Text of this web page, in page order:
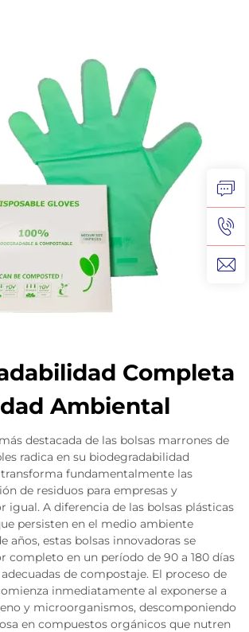
Completa
Ambiental
destacada de las bolsas marrones de
radica en su biodegradabilidad
fundamentalmente las
de residuos para empresas y
igual. A diferencia de las bolsas plásticas
persisten en el medio ambiente
años, estas bolsas innovadoras se
completo en un período de 90 a 180 días
de compostaje. El proceso de
inmediatamente al exponerse a
y microorganismos, descomponiendo
en compuestos orgánicos que nutren